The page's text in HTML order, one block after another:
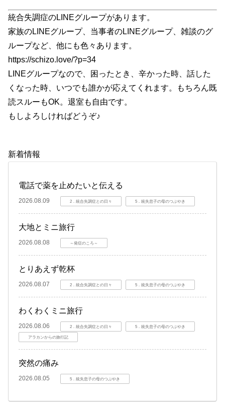
統合失調症のLINEグループがあります。
家族のLINEグループ、当事者のLINEグループ、雑談のグ
ループなど、他にも色々あります。
https://schizo.love/?p=34
LINEグループなので、困ったとき、辛かった時、話した
くなった時、いつでも誰かが応えてくれます。もちろん既
読スルーもOK。退室も自由です。
もしよろしければどうぞ♪
新着情報
電話で薬を止めたいと伝える
2026.08.09 2．統合失調症との日々 5．統失息子の母のつぶやき
大地とミニ旅行
2026.08.08 ～発症のころ～
とりあえず乾杯
2026.08.07 2．統合失調症との日々 5．統失息子の母のつぶやき
わくわくミニ旅行
2026.08.06 2．統合失調症との日々 5．統失息子の母のつぶやき
アラカンからの旅行記
突然の痛み
2026.08.05 5．統失息子の母のつぶやき